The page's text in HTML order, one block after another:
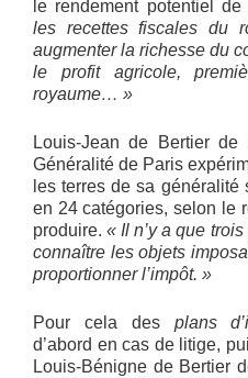
le rendement potentiel de
les recettes fiscales du
augmenter la richesse du
le profit agricole,
royaume… »
Louis-Jean de Bertier
Généralité de Paris
les terres de sa
en 24 catégories, selon le
produire.« Il n’y a que
connaître les objets
proportionner l’impôt. »
Pour cela des plans
d’abord en cas de litige,
Louis-Bénigne de Bertier